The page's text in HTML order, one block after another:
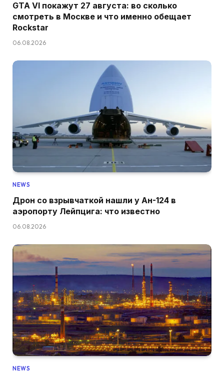
GTA VI покажут 27 августа: во сколько
смотреть в Москве и что именно обещает
Rockstar
06.08.2026
NEWS
Дрон со взрывчаткой нашли у Ан-124 в
аэропорту Лейпцига: что известно
06.08.2026
NEWS